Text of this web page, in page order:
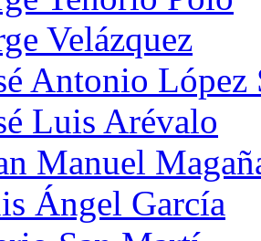
Velázquez
Antonio López
Luis Arévalo
Manuel
Ángel García